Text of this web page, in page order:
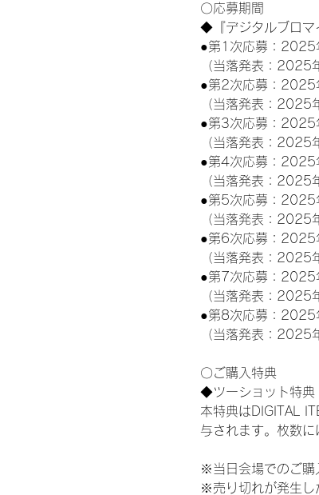
〇応募期間
◆『デジタルブロマ
●第1次応募：
（当落発表：2025
●第2次応募：
（当落発表：2025
●第3次応募：
（当落発表：2025
●第4次応募：
（当落発表：2025
●第5次応募：
（当落発表：2025
●第6次応募：
（当落発表：2025
●第7次応募：
（当落発表：2025
●第8次応募：
（当落発表：2025
〇ご購入特典
◆ツーショット特典
本特典はDIGITAL
与されます。枚数に
※当日会場でのご購
※売り切れが発生し